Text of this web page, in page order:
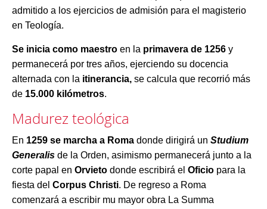
admitido a los ejercicios de admisión para el magisterio
en Teología.
Se inicia como maestro en la primavera de 1256 y
permanecerá por tres años, ejerciendo su docencia
alternada con la itinerancia, se calcula que recorrió más
de 15.000 kilómetros.
Madurez teológica
En 1259 se marcha a Roma donde dirigirá un Studium
Generalis de la Orden, asimismo permanecerá junto a la
corte papal en Orvieto donde escribirá el Oficio para la
fiesta del Corpus Christi. De regreso a Roma
comenzará a escribir mu mayor obra La Summa